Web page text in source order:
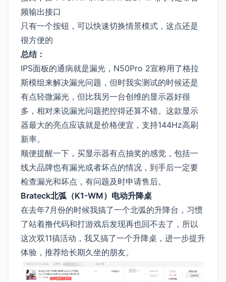
频输出接口
只有一个按钮，可以快速切换情景模式，这点还是
很方便的
总结：
IPS面板的通病就是漏光，N50Pro 2宣称用了格拉
斯模组来解决漏光问题，但时我实测试的时候还是
有点轻微漏光，但比我另一台创维的显示器好很
多，相对来说漏光问题把控得还算不错。这款显示
器最大的亮点应该就是价格便宜，支持144Hz高刷
新率。
顺便提醒一下，买显示器有点抽奖的感觉，包括一
线大品牌也有漏光或者坏点的情况，到手后一定要
检查漏光和坏点，有问题及时申请售后。
Brateck北弧（K1-WM）电动升降桌
在去年7月份的时候我搞了一个北弧的升降台，习惯
了站着撸代码和打游戏后发现再也回不去了，所以
这次双11搞活动，我又搞了一个升降桌，进一步提升
体验，推荐给长期久坐的朋友。